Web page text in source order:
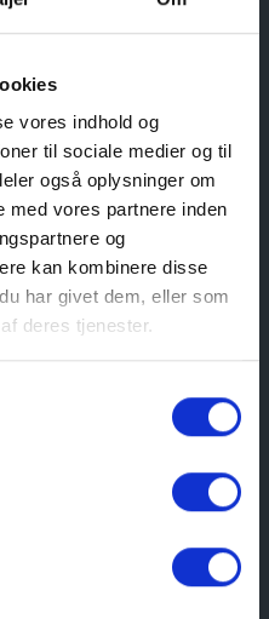
vores indhold og
til sociale medier og til
også oplysninger om
med vores partnere inden
og
kan kombinere disse
har givet dem, eller som
deres tjenester.
Kommune via en
blevet distribueret
forhåbning er, at
sig af tilbuddet, så de
og Sæby.